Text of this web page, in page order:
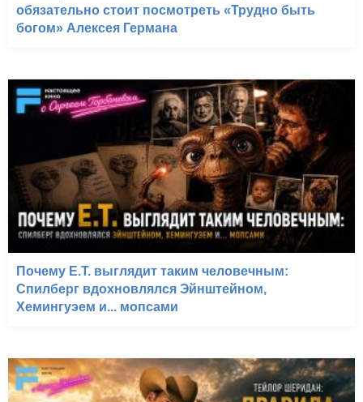
обязательно стоит посмотреть «Трудно быть
богом» Алексея Германа
Почему E.T. выглядит таким человечным:
Спилберг вдохновлялся Эйнштейном,
Хемингуэем и... мопсами